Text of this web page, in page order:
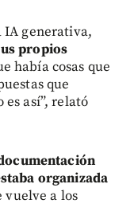
IA generativa,
propios
había cosas que
que
es así”, relató
organizada
vuelve a los